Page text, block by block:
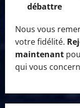
débattre
Nous vous
votre fidélité.
maintenant
qui vous